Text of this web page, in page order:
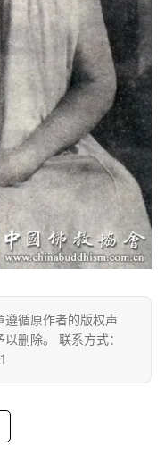
循原作者的版权声
删除。 联系方式：